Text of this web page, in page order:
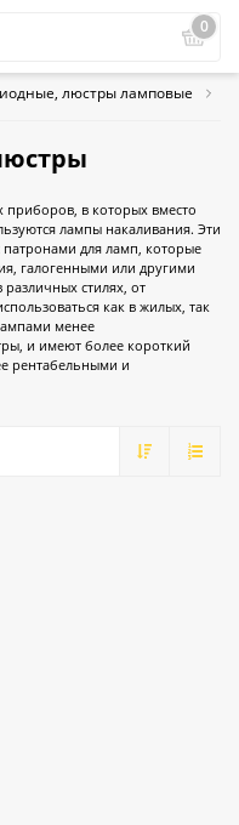
0
люстры ламповые
в которых вместо
лампы накаливания. Эти
для ламп, которые
галогенными или другими
стилях, от
как в жилых, так
менее
и имеют более короткий
рентабельными и